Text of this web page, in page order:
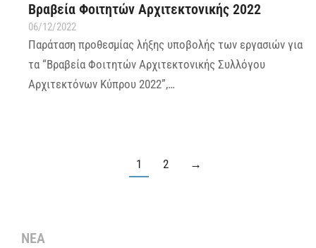
Βραβεία Φοιτητών Αρχιτεκτονικής 2022
06/12/2022
Παράταση προθεσμίας λήξης υποβολής των εργασιών για
τα “Βραβεία Φοιτητών Αρχιτεκτονικής Συλλόγου
Αρχιτεκτόνων Κύπρου 2022”,…
1 2 →
ΝΕΑ